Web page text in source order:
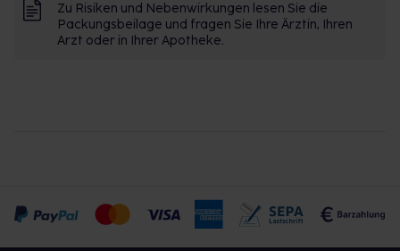
Zu Risiken und Nebenwirkungen lesen Sie die
Packungsbeilage und fragen Sie Ihre Ärztin, Ihren
Arzt oder in Ihrer Apotheke.